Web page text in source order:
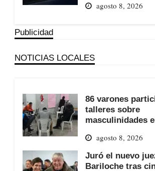
agosto 8, 2026
Publicidad
NOTICIAS LOCALES
86 varones
talleres sobre
masculinidades
agosto 8, 2026
Juró el nuevo
Bariloche tras